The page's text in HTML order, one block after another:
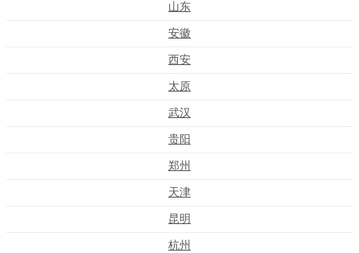
山东
安徽
西安
太原
武汉
贵阳
郑州
天津
昆明
杭州